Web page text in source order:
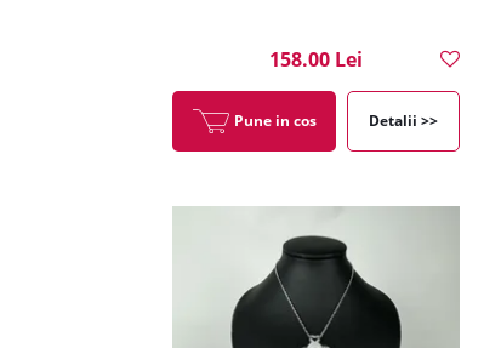
158.00 Lei
Pune in cos Detalii >>